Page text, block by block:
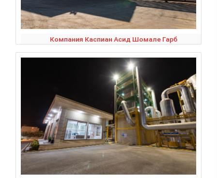
Компания Каспиан Асид Шомале Гарб